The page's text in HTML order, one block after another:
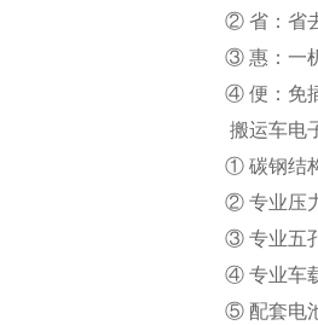
② 省：省
③ 惠：一
④ 便：免
搬运车电
① 碳钢结
② 专业压
③ 专业五
④ 专业车
⑤ 配套电